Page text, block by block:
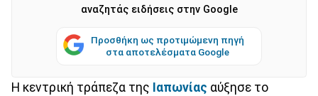
αναζητάς ειδήσεις στην Google
Προσθήκη ως προτιμώμενη πηγή
στα αποτελέσματα Google
Η κεντρική τράπεζα της Ιαπωνίας αύξησε το